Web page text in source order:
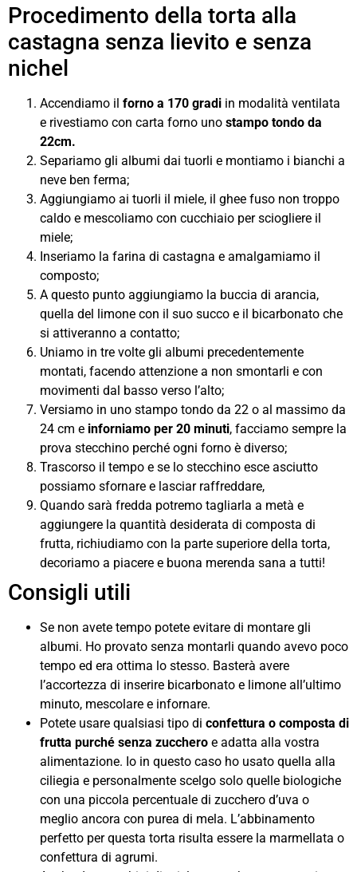
Procedimento della torta alla
castagna senza lievito e senza
nichel
Accendiamo il forno a 170 gradi in modalità ventilata
e rivestiamo con carta forno uno stampo tondo da
22cm.
Separiamo gli albumi dai tuorli e montiamo i bianchi a
neve ben ferma;
Aggiungiamo ai tuorli il miele, il ghee fuso non troppo
caldo e mescoliamo con cucchiaio per sciogliere il
miele;
Inseriamo la farina di castagna e amalgamiamo il
composto;
A questo punto aggiungiamo la buccia di arancia,
quella del limone con il suo succo e il bicarbonato che
si attiveranno a contatto;
Uniamo in tre volte gli albumi precedentemente
montati, facendo attenzione a non smontarli e con
movimenti dal basso verso l’alto;
Versiamo in uno stampo tondo da 22 o al massimo da
24 cm e inforniamo per 20 minuti, facciamo sempre la
prova stecchino perché ogni forno è diverso;
Trascorso il tempo e se lo stecchino esce asciutto
possiamo sfornare e lasciar raffreddare,
Quando sarà fredda potremo tagliarla a metà e
aggiungere la quantità desiderata di composta di
frutta, richiudiamo con la parte superiore della torta,
decoriamo a piacere e buona merenda sana a tutti!
Consigli utili
Se non avete tempo potete evitare di montare gli
albumi. Ho provato senza montarli quando avevo poco
tempo ed era ottima lo stesso. Basterà avere
l’accortezza di inserire bicarbonato e limone all’ultimo
minuto, mescolare e infornare.
Potete usare qualsiasi tipo di confettura o composta di
frutta purché senza zucchero e adatta alla vostra
alimentazione. Io in questo caso ho usato quella alla
ciliegia e personalmente scelgo solo quelle biologiche
con una piccola percentuale di zucchero d’uva o
meglio ancora con purea di mela. L’abbinamento
perfetto per questa torta risulta essere la marmellata o
confettura di agrumi.